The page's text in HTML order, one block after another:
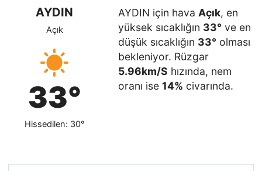
AYDIN
Açık
33°
Hissedilen: 30°
AYDIN için hava Açık, en
yüksek sıcaklığın 33° ve en
düşük sıcaklığın 33° olması
bekleniyor. Rüzgar
5.96km/S hızında, nem
oranı ise 14% civarında.